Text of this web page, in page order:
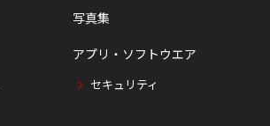
写真集
アプリ・ソフトウエア
セキュリティ